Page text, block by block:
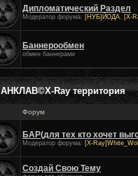
Дипломатический Раздел
Модератор форума: [НУБ]ЙОДА, [X-
Баннерообмен
обмен баннерами
АНКЛАВ©X-Ray территория
Форум
БАР(для тех кто хочет
Модератор форума: [X-
Создай Свою Тему